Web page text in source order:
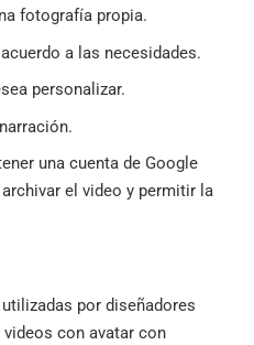
fotografía propia.
a las necesidades.
personalizar.
una cuenta de Google
el video y permitir la
por diseñadores
videos con avatar con